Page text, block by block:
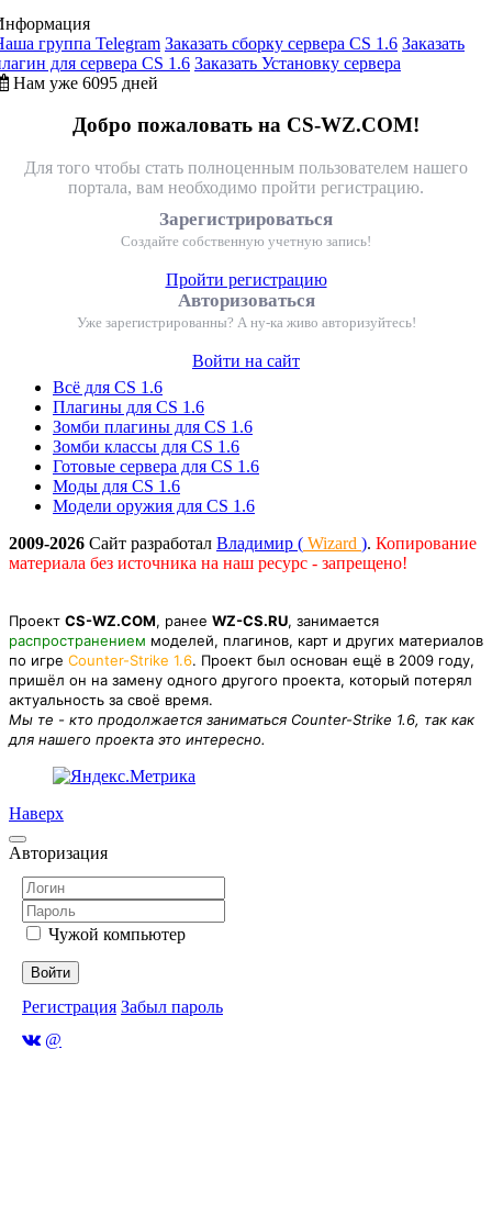
группа Telegram Заказать сборку сервера CS 1.6 Заказать
для сервера CS 1.6 Заказать Установку сервера
Нам уже 6095 дней
Добро пожаловать на CS-WZ.COM!
Для того чтобы стать полноценным пользователем нашего
портала, вам необходимо пройти регистрацию.
Зарегистрироваться
Создайте собственную учетную запись!
Пройти регистрацию
Авторизоваться
Уже зарегистрированны? А ну-ка живо авторизуйтесь!
Войти на сайт
Всё для CS 1.6
Плагины для CS 1.6
Зомби плагины для CS 1.6
Зомби классы для CS 1.6
Готовые сервера для CS 1.6
Моды для CS 1.6
Модели оружия для CS 1.6
2009-2026 Сайт разработал Владимир ( Wizard ). Копирование
материала без источника на наш ресурс - запрещено!
Проект CS-WZ.COM, ранее WZ-CS.RU, занимается
распространением моделей, плагинов, карт и других материалов
по игре Counter-Strike 1.6. Проект был основан ещё в 2009 году,
пришёл он на замену одного другого проекта, который потерял
актуальность за своё время.
Мы те - кто продолжается заниматься Counter-Strike 1.6, так как
для нашего проекта это интересно.
Наверх
Авторизация
Чужой компьютер
Войти
Регистрация Забыл пароль
@